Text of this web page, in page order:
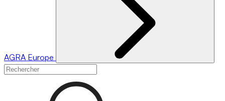
AGRA Europe